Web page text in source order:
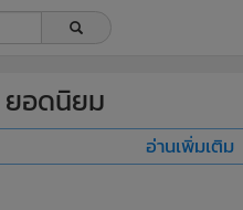
ยอดนิยม
อ่านเพิ่มเติม